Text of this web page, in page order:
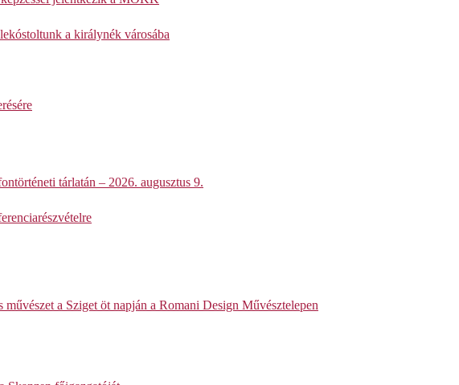
a királynék városába
tárlatán – 2026. augusztus 9.
a Sziget öt napján a Romani Design Művésztelepen